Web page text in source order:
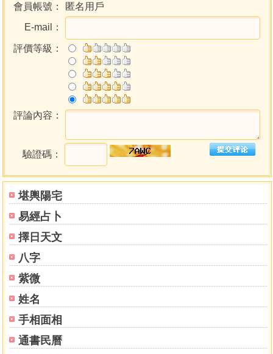
堪輿陽宅
易經占卜
擇日天文
八字
紫微
姓名
手相面相
通書民曆
玄空大卦
挨星原起挨法
天地人三刦總斷
山水而論
八卦總釋
八卦之象
重卦之象
三十六宮都是春說
附十二會說
八野徵騐
躔次中星因歲差而異
歲差說
氣盈朔虛解
釋以閏月定四時成歲註
先後天同異解
讀易粗引
震驚百里
大衍之數五十解
卦分陰陽說
會員帳號：
匿名用戶
E-mail：
評價等級：
評論內容：
驗證碼：